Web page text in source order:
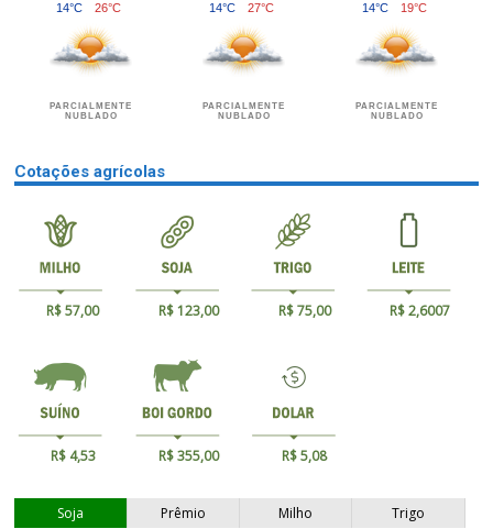
14°C 26°C
PARCIALMENTE
NUBLADO
14°C 27°C
PARCIALMENTE
NUBLADO
14°C 19°C
PARCIALMENTE
NUBLADO
Cotações agrícolas
R$ 57,00 R$ 123,00 R$ 75,00 R$ 2,6007
R$ 4,53 R$ 355,00 R$ 5,08
Soja Prêmio Milho
Trigo